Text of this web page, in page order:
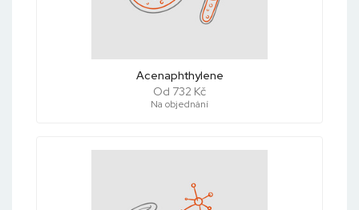
Acenaphthylene
Od 732 Kč
Na objednání